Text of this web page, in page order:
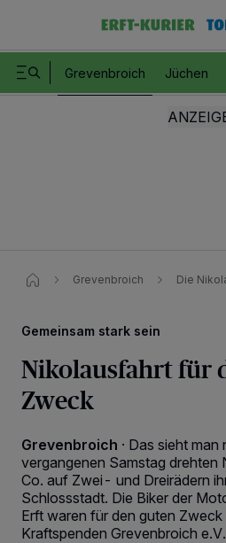
Grevenbroich Jüchen
Grevenbroich Die
Gemeinsam stark sein
Nikolausfahrt für
Zweck
Grevenbroich · Das sieht man
vergangenen Samstag drehten
Co. auf Zwei- und Dreirädern
Schlossstadt. Die Biker der
Erft waren für den guten Zweck
Kraftspenden Grevenbroich